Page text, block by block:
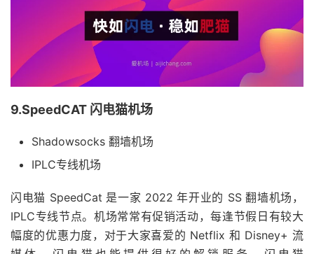
9.SpeedCAT 闪电猫机场
Shadowsocks 翻墙机场
IPLC专线机场
闪电猫 SpeedCat 是一家 2022 年开业的 SS 翻墙机场，
IPLC专线节点。机场常常有促销活动，每逢节假日有较大
幅度的优惠力度，对于大家喜爱的 Netflix 和 Disney+ 流